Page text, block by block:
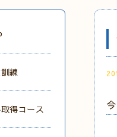
練
得コース